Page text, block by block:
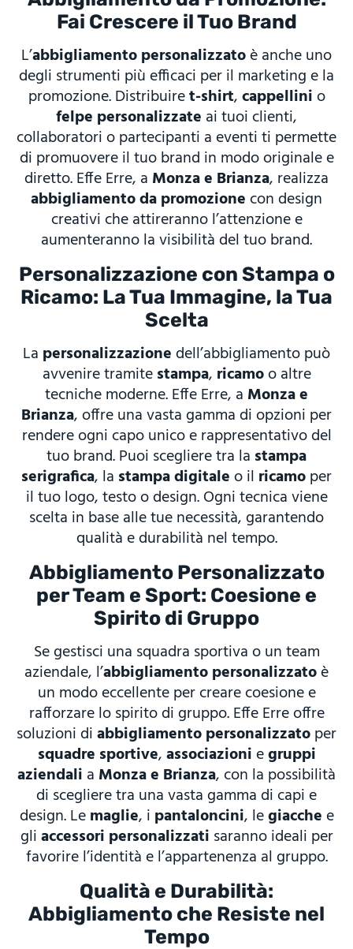
Fai Crescere il Tuo Brand
L’abbigliamento personalizzatoè anche uno
degli strumenti più efficaci per il marketing e la
promozione. Distribuiret-shirt,cappellinio
felpe personalizzate ai tuoi clienti,
collaboratori o partecipanti a eventi ti permette
di promuovere il tuo brand in modo originale e
diretto. Effe Erre, a Monza e Brianza, realizza
abbigliamento da promozione con design
creativi che attireranno l’attenzione e
aumenteranno la visibilità del tuo brand.
Personalizzazione con Stampa o
Ricamo: La Tua Immagine, la Tua
Scelta
La personalizzazionedell’abbigliamento può
avvenire tramitestampa, ricamoo altre
tecniche moderne. Effe Erre, a Monza e
Brianza, offre una vasta gamma di opzioni per
rendere ogni capo unico e rappresentativo del
tuo brand. Puoi scegliere tra la stampa
serigrafica, la stampa digitaleo il ricamoper
il tuo logo, testo o design. Ogni tecnica viene
scelta in base alle tue necessità, garantendo
qualità e durabilità nel tempo.
Abbigliamento Personalizzato
per Team e Sport: Coesione e
Spirito di Gruppo
Se gestisci una squadra sportiva o un team
aziendale, l’abbigliamento personalizzatoè
un modo eccellente per creare coesione e
rafforzare lo spirito di gruppo. Effe Erre offre
soluzioni diabbigliamento personalizzatoper
squadre sportive,associazioniegruppi
aziendali a Monza e Brianza, con la possibilità
di scegliere tra una vasta gamma di capi e
design. Lemaglie, i pantaloncini, legiacchee
gliaccessori personalizzati saranno ideali per
favorire l’identità e l’appartenenza al gruppo.
Qualità e Durabilità:
Abbigliamento che Resiste nel
Tempo